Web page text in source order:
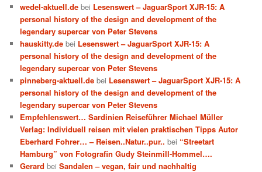
wedel-aktuell.de bei Lesenswert – JaguarSport XJR-15: A
personal history of the design and development of the
legendary supercar von Peter Stevens
hauskitty.de bei Lesenswert – JaguarSport XJR-15: A
personal history of the design and development of the
legendary supercar von Peter Stevens
pinneberg-aktuell.de bei Lesenswert – JaguarSport XJR-15: A
personal history of the design and development of the
legendary supercar von Peter Stevens
Empfehlenswert… Sardinien Reiseführer Michael Müller
Verlag: Individuell reisen mit vielen praktischen Tipps Autor
Eberhard Fohrer… – Reisen..Natur..pur.. bei “Streetart
Hamburg” von Fotografin Gudy Steinmill-Hommel….
Gerard beiSandalen – vegan, fair und nachhaltig